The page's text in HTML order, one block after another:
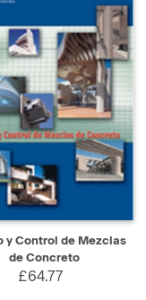
y Control de Mezclas
de Concreto
£64.77